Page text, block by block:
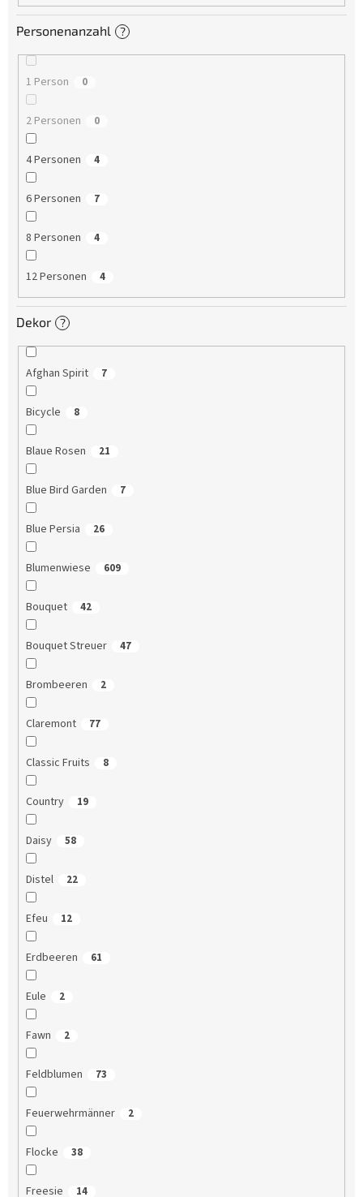
Personenanzahl ?
1 Person 0
2 Personen 0
4 Personen 4
6 Personen 7
8 Personen 4
12 Personen 4
Dekor ?
Afghan Spirit 7
Bicycle 8
Blaue Rosen 21
Blue Bird Garden 7
Blue Persia 26
Blumenwiese 609
Bouquet 42
Bouquet Streuer 47
Brombeeren 2
Claremont 77
Classic Fruits 8
Country 19
Daisy 58
Distel 22
Efeu 12
Erdbeeren 61
Eule 2
Fawn 2
Feldblumen 73
Feuerwehrmänner 2
Flocke 38
Freesie 14